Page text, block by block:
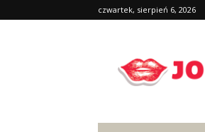
czwartek, sierpień 6, 2026